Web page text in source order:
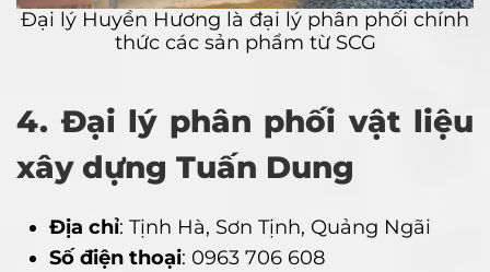
Đại lý Huyền Hương là đại lý phân phối chính
thức các sản phẩm từ SCG
4. Đại lý phân phối vật liệu
xây dựng Tuấn Dung
Địa chỉ: Tịnh Hà, Sơn Tịnh, Quảng Ngãi
Số điện thoại: 0963 706 608